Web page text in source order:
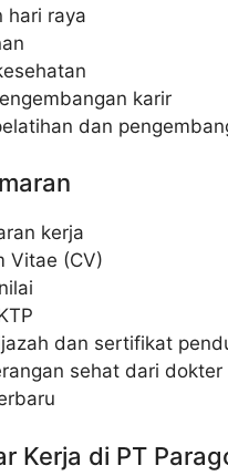
hari raya
karir
dan
kerja
Vitae (CV)
dan sertifikat
sehat dari dokter
Kerja di PT